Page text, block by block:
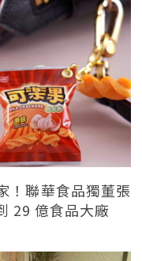
！聯華食品獨董張
29 億食品大廠